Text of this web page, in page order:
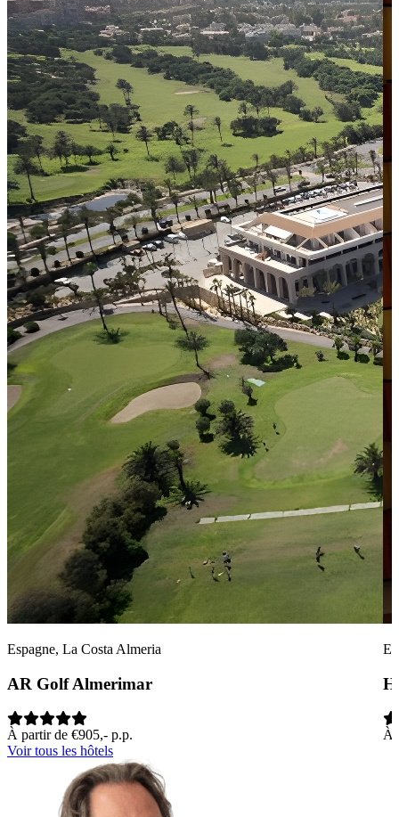
Espagne, La Costa Almeria
AR Golf Almerimar
À partir de €905,- p.p.
À
Voir tous les hôtels